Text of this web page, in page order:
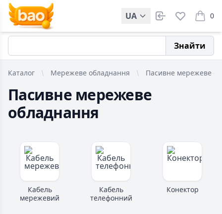
UA 0
items
Знайти
Каталог Мережеве обладнання Пасивне мережеве
Пасивне мережеве
обладнання
Кабель
мережевий
Кабель
телефонний
Конектор